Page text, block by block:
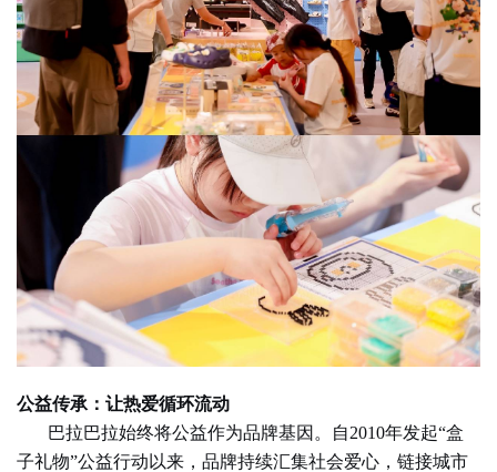
公益传承：让热爱循环流动
巴拉巴拉始终将公益作为品牌基因。自2010年发起“盒
子礼物”公益行动以来，品牌持续汇集社会爱心，链接城市